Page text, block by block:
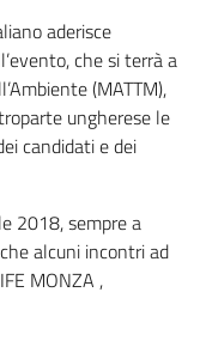
aderisce
che si terrà a
(MATTM),
ungherese le
candidati e dei
2018, sempre a
alcuni incontri ad
MONZA ,